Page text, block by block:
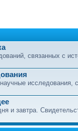
связанных с
исследования,
и завтра.